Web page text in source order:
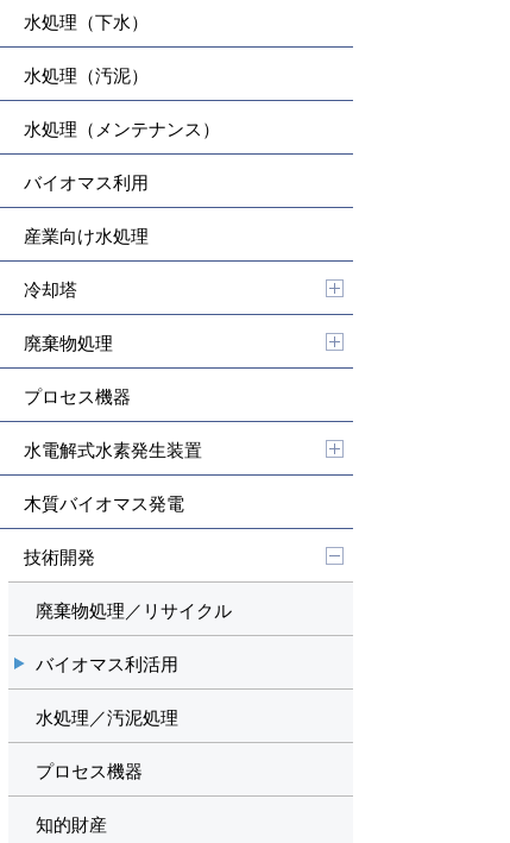
水処理（下水）
水処理（汚泥）
水処理（メンテナンス）
バイオマス利用
産業向け水処理
冷却塔
廃棄物処理
プロセス機器
水電解式水素発生装置
木質バイオマス発電
技術開発
廃棄物処理／リサイクル
バイオマス利活用
水処理／汚泥処理
プロセス機器
知的財産